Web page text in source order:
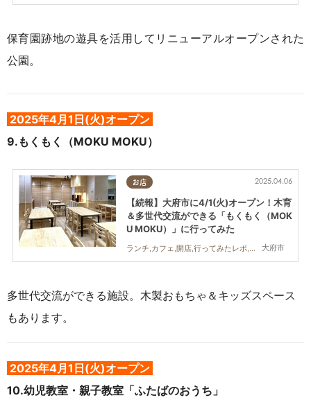
保育園跡地の遊具を活用してリニューアルオープンされた
公園。
2025年4月1日(火)オープン
9.もくもく（MOKU MOKU）
お店
大府市
2025.04.06
【続報】大府市に4/1(火)オープン！木育
＆多世代交流ができる「もくもく（MOK
U MOKU）」に行ってみた
ランチ,カフェ,開店,行ってみたレポ,親子,KURUTOHP
多世代交流ができる施設。木製おもちゃ＆キッズスペース
もあります。
2025年4月1日(火)オープン
10.幼児教室・親子教室「ふたばのおうち」